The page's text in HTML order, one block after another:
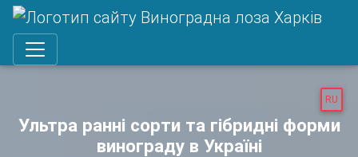
RU
Ультра ранні сорти та гібридні форми
винограду в Україні